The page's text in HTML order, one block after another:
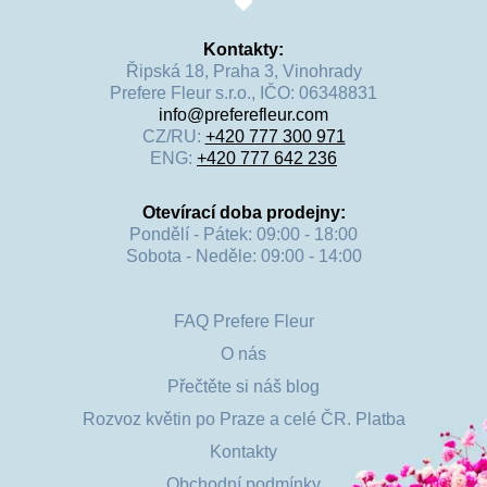
Kontakty:
Řipská 18, Praha 3, Vinohrady
Prefere Fleur s.r.o., IČO: 06348831
info@preferefleur.com
CZ/RU: +420 777 300 971
ENG: +420 777 642 236
Otevírací doba prodejny:
Pondělí - Pátek: 09:00 - 18:00
Sobota - Neděle: 09:00 - 14:00
FAQ Prefere Fleur
O nás
Přečtěte si náš blog
Rozvoz květin po Praze a celé ČR. Platba
Kontakty